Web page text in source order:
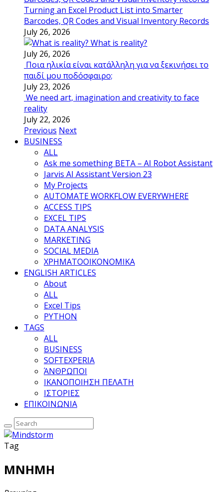
Turning an Excel Product List into Smarter
Barcodes, QR Codes and Visual Inventory Records
July 26, 2026
What is reality?
July 26, 2026
Ποια ηλικία είναι κατάλληλη για να ξεκινήσει το
παιδί μου ποδόσφαιρο;
July 23, 2026
We need art, imagination and creativity to face
reality
July 22, 2026
Previous Next
BUSINESS
ALL
Ask me something BETA – AI Robot Assistant
Jarvis AI Assistant Version 23
My Projects
AUTOMATE WORKFLOW EVERYWHERE
ACCESS TIPS
EXCEL TIPS
DATA ANALYSIS
MARKETING
SOCIAL MEDIA
ΧΡΗΜΑΤΟΟΙΚΟΝΟΜΙΚΑ
ENGLISH ARTICLES
About
ALL
Excel Tips
PYTHON
TAGS
ALL
BUSINESS
SOFTEXPERIA
ΆΝΘΡΩΠΟΙ
ΙΚΑΝΟΠΟΙΗΣΗ ΠΕΛΑΤΗ
ΙΣΤΟΡΙΕΣ
ΕΠΙΚΟΙΝΩΝΙΑ
Tag
ΜΝΗΜΗ